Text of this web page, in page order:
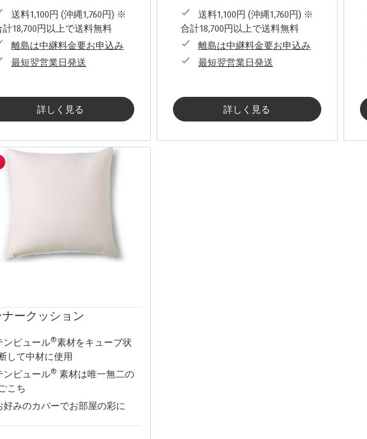
送料1,100円 (沖縄1,760円) ※
計18,700円以上で送料無料
離島は中継料金要お申込み
最短翌営業日発送
詳しく見る
送料1,100円 (沖縄1,760円) ※
合計18,700円以上で送料無料
離島は中継料金要お申込み
最短翌営業日発送
詳しく見る
ナークッション
ンピュール®素材をキューブ状
して中材に使用
ンピュール® 素材は唯一無二の
こち
好みのカバーでお部屋の彩に